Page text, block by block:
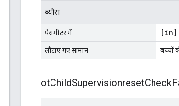
ब्यौरा
पैरामीटर में [in]
लौटाए गए सामान बच्चों
otChildSupervisionresetCheck